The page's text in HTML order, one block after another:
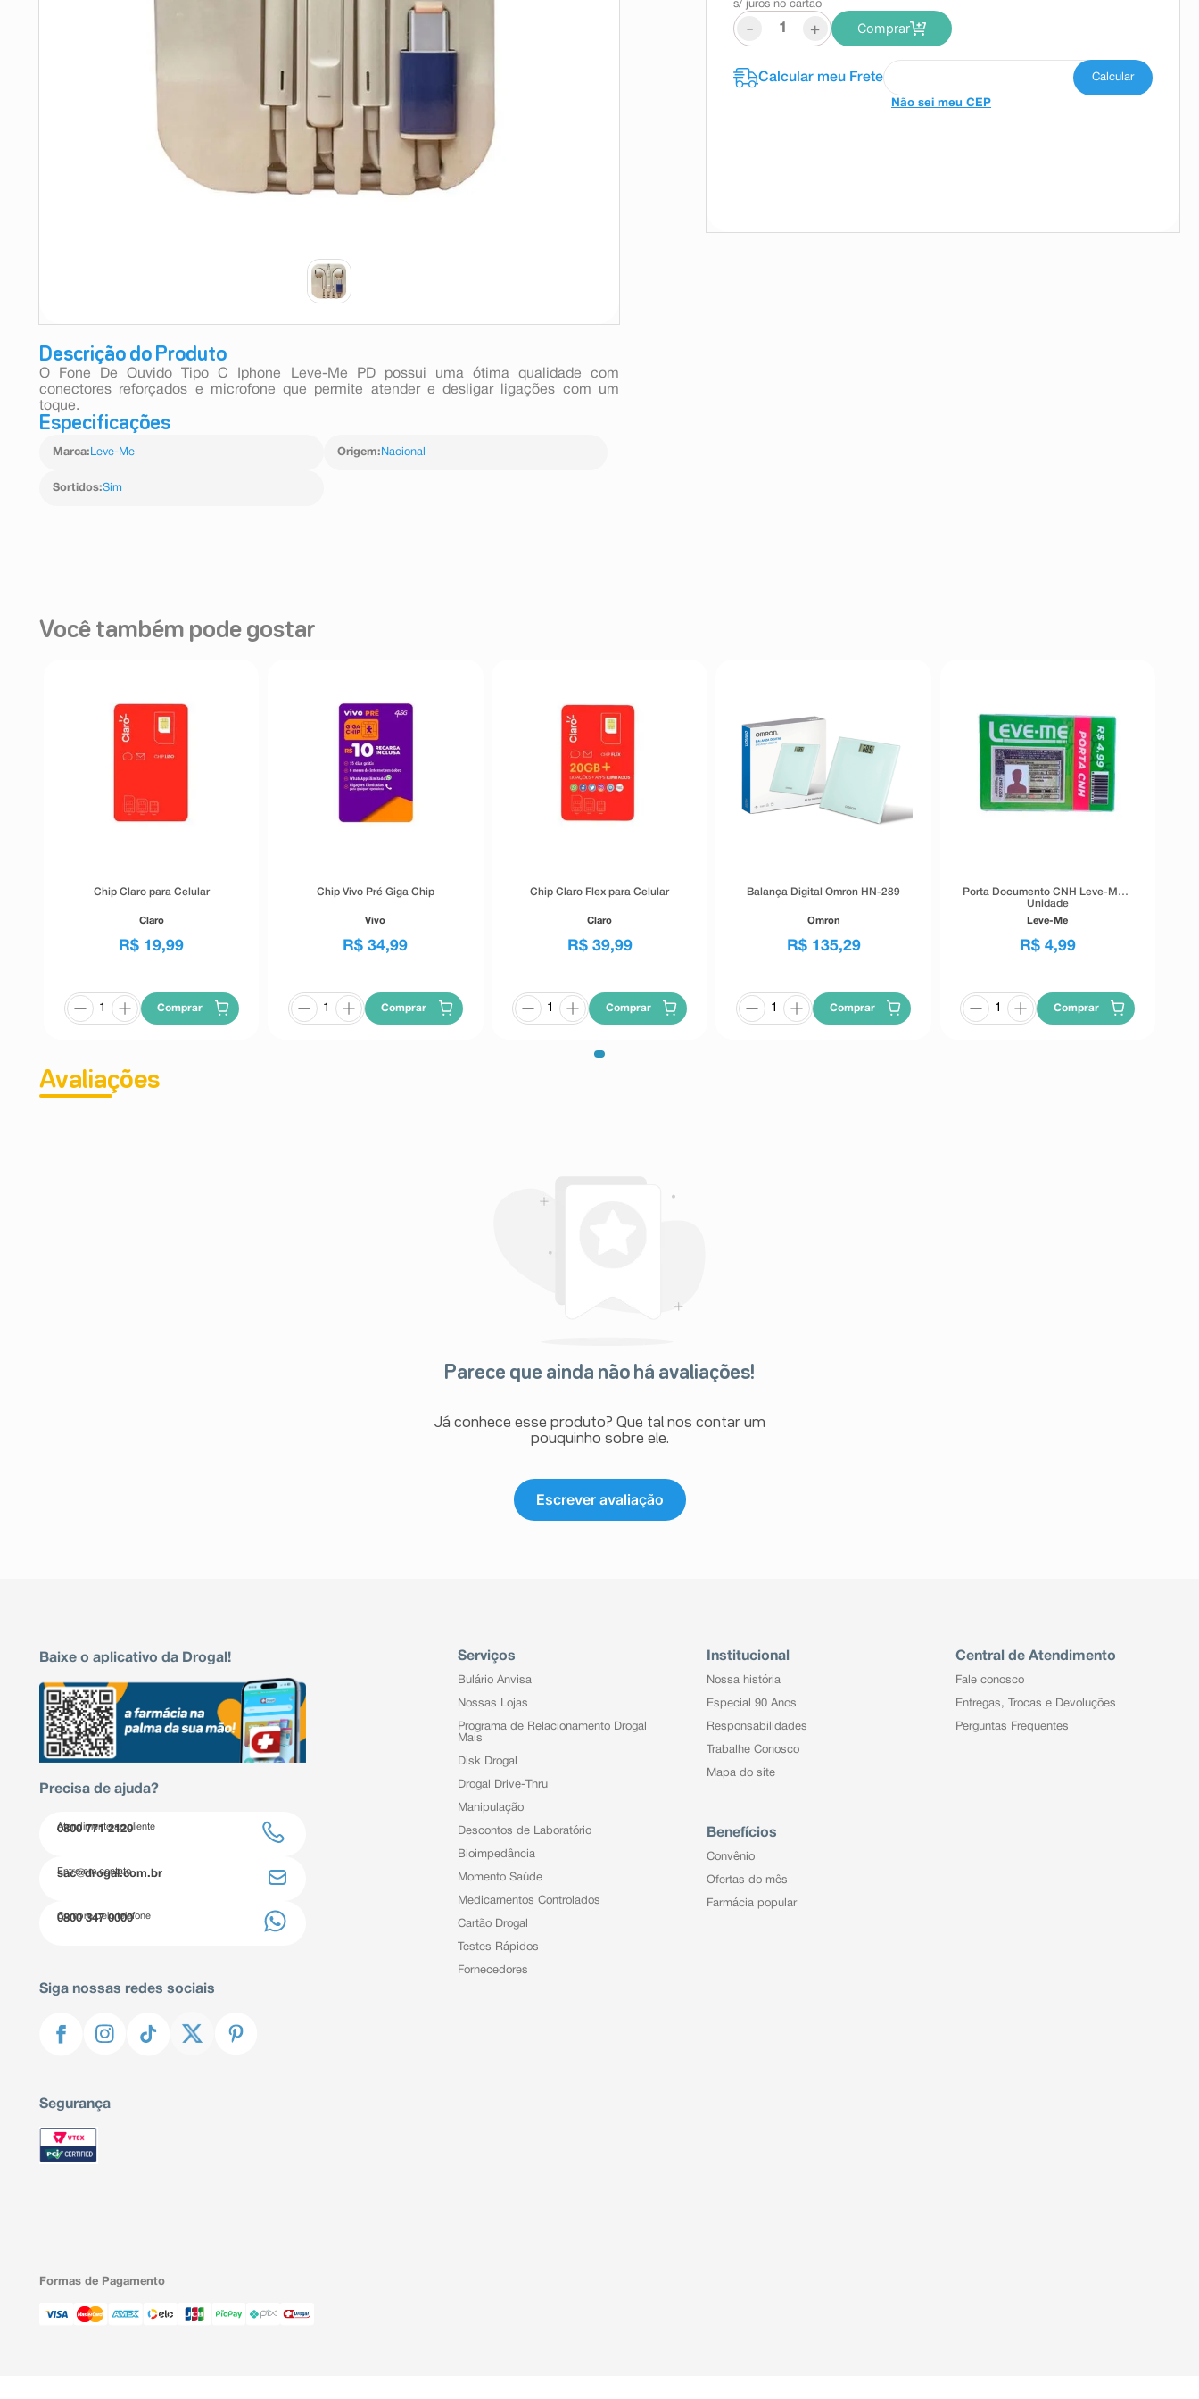
Descrição do Produto
O Fone De Ouvido Tipo C Iphone Leve-Me PD possui uma ótima qualidade com
conectores reforçados e microfone que permite atender e desligar ligações com um
toque.
Especificações
Marca: Leve-Me Origem: Nacional
Sortidos:Sim
s/ juros no cartão
- + Comprar
Não sei meu CEP
Você também pode gostar
Chip Claro para Celular
Claro
R$ 19,99
Comprar
Chip Vivo Pré Giga Chip
Vivo
R$ 34,99
Comprar
Chip Claro Flex para Celular
Claro
R$ 39,99
Comprar
Balança Digital Omron HN-289
Omron
R$ 135,29
Comprar
Porta Documento CNH Leve-Me 1
Unidade
Leve-Me
R$ 4,99
Comprar
Avaliações
Parece que ainda não há avaliações!
Já conhece esse produto? Que tal nos contar um
pouquinho sobre ele.
Escrever avaliação
Baixe o aplicativo da Drogal!
Precisa de ajuda?
Atendimento ao cliente
0800 771 2120
Entre em contato
sac@drogal.com.br
Compre pelo telefone
0800 347 0000
Siga nossas redes sociais
Segurança
Serviços
Bulário Anvisa
Nossas Lojas
Programa de Relacionamento Drogal
Mais
Disk Drogal
Drogal Drive-Thru
Manipulação
Descontos de Laboratório
Bioimpedância
Momento Saúde
Medicamentos Controlados
Cartão Drogal
Testes Rápidos
Fornecedores
Institucional
Nossa história
Especial 90 Anos
Responsabilidades
Trabalhe Conosco
Mapa do site
Benefícios
Convênio
Ofertas do mês
Farmácia popular
Central de Atendimento
Fale conosco
Entregas, Trocas e Devoluções
Perguntas Frequentes
Formas de Pagamento